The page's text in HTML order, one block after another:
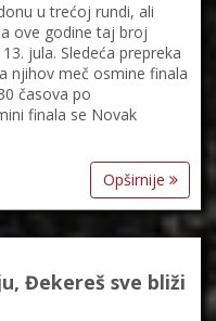
u trećoj rundi, ali
ove godine taj broj
jula. Sledeća prepreka
njihov meč osmine finala
časova po
finala se Novak
Opširnije
Đekereš sve bliži